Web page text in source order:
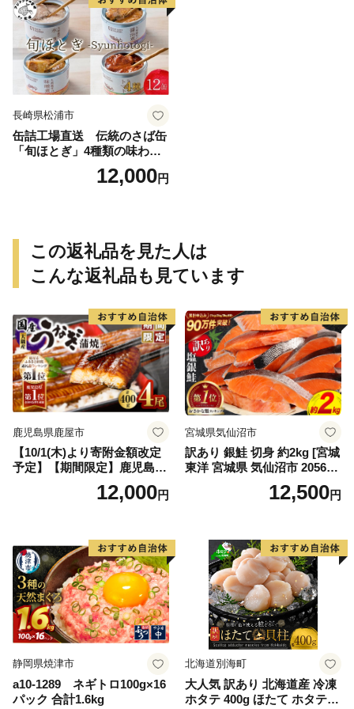
県 松浦市 )【A9-055】
長崎県松浦市
缶詰工場直送 伝統のさば缶
「旬ほとぎ」4種類の味わい1
2缶( サバ さば 鯖 鯖缶 サバ缶
さば缶 缶 缶詰 魚 アウトドア
元 御中元 贈答 プレゼント 贈
り物 ギフト 母の日 お母さん
保存食 非常食 防災 備蓄 長期
保存 )【B2-192】
12,000円
この返礼品を見た人は
こんな返礼品も見ています
鹿児島県鹿屋市
【10/1(木)より寄附金額改定
予定】【期間限定】鹿児島県
大隅産うなぎ蒲焼4尾（400
g） KN007-02312,000円
宮城県気仙沼市
訳あり 銀鮭 切身 約2kg [宮城
東洋 宮城県 気仙沼市 205649
91] 鮭 魚介類 海鮮 訳アリ 規
格外 不揃い さけ サケ 鮭切身
切り身 魚 わけあり
12,500円
静岡県焼津市
a10-1289 ネギトロ100g×16
パック 合計1.6kg
北海道別海町
大人気 訳あり 北海道産 冷凍
ホタテ 400g ほたて ホタテ